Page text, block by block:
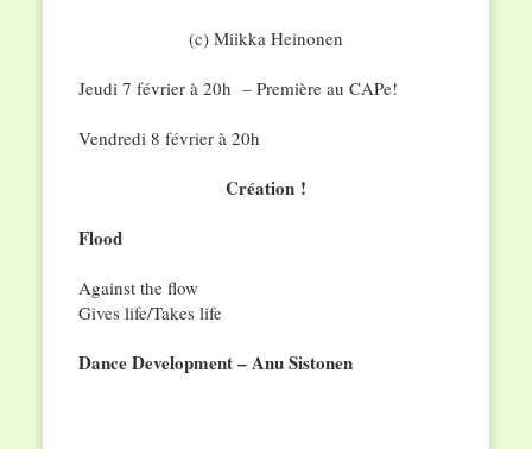
(c) Miikka Heinonen
Jeudi 7 février à 20h – Première au CAPe!
Vendredi 8 février à 20h
Création !
Flood
Against the flow
Gives life/Takes life
Dance Development – Anu Sistonen